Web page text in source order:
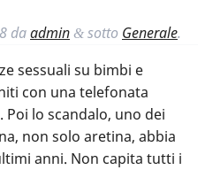
daadmin & sotto Generale.
sessuali su bimbi e
con una telefonata
lo scandalo, uno dei
non solo aretina, abbia
anni. Non capita tutti i